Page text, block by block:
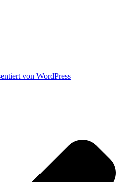
von WordPress